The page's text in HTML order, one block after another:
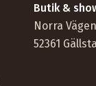
Butik &
Norra
52361